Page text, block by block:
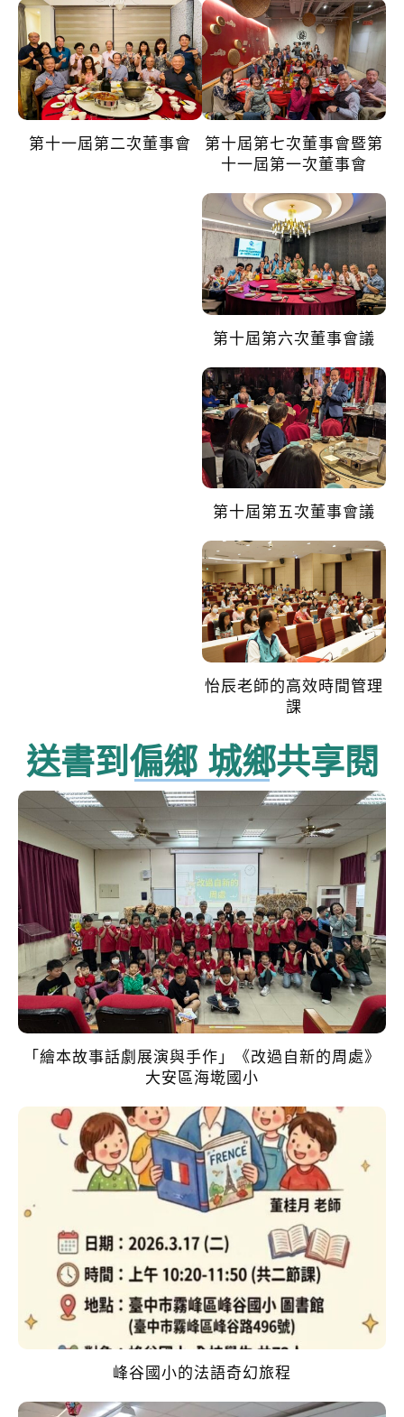
第十一屆第二次董事會
第十屆第七次董事會暨第
十一屆第一次董事會
第十屆第六次董事會議
第十屆第五次董事會議
怡辰老師的高效時間管理
課
送書到偏鄉 城鄉共享閱
「繪本故事話劇展演與手作」《改過自新的周處》
大安區海墘國小
峰谷國小的法語奇幻旅程